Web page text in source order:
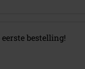
bestelling!